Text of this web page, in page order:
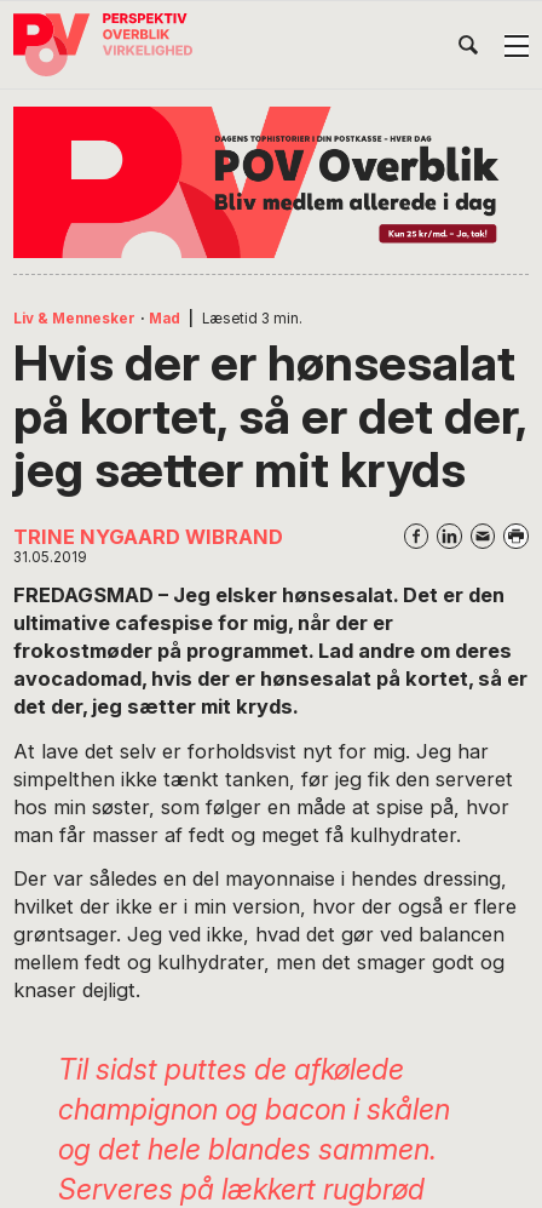
Gå
direkte
Skip
indhold
Gå
direkte
Liv & Mennesker · Mad Læsetid 3 min.
Hvis der er hønsesalat
på kortet, så er det der,
jeg sætter mit kryds
TRINE NYGAARD WIBRAND
31.05.2019
FREDAGSMAD – Jeg elsker hønsesalat. Det er den
ultimative cafespise for mig, når der er
frokostmøder på programmet. Lad andre om deres
avocadomad, hvis der er hønsesalat på kortet, så er
det der, jeg sætter mit kryds.
At lave det selv er forholdsvist nyt for mig. Jeg har
simpelthen ikke tænkt tanken, før jeg fik den serveret
hos min søster, som følger en måde at spise på, hvor
man får masser af fedt og meget få kulhydrater.
Der var således en del mayonnaise i hendes dressing,
hvilket der ikke er i min version, hvor der også er flere
grøntsager. Jeg ved ikke, hvad det gør ved balancen
mellem fedt og kulhydrater, men det smager godt og
knaser dejligt.
Til sidst puttes de afkølede
champignon og bacon i skålen
og det hele blandes sammen.
Serveres på lækkert rugbrød